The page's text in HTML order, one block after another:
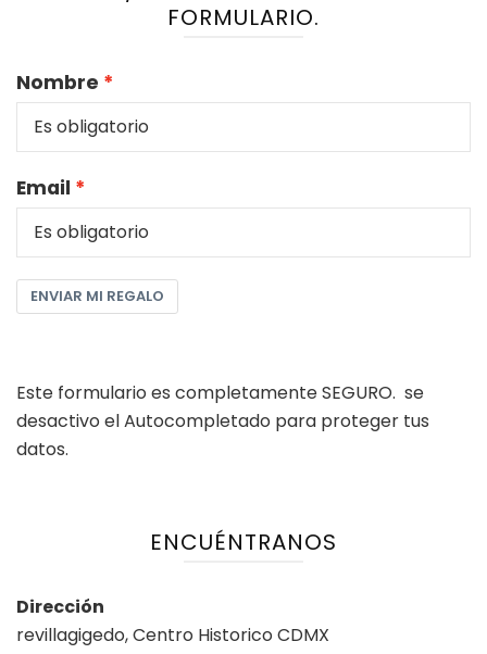
FORMULARIO.
Nombre
Email
ENVIAR MI REGALO
Este formulario es completamente SEGURO. se
desactivo el Autocompletado para proteger tus
datos.
ENCUÉNTRANOS
Dirección
revillagigedo, Centro Historico CDMX